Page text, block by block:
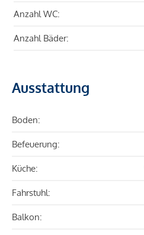
Anzahl WC:
Anzahl Bäder:
Ausstattung
Boden:
Befeuerung:
Küche:
Fahrstuhl:
Balkon: